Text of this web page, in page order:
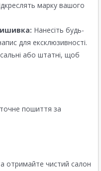
марку вашого
Нанесіть будь-
для ексклюзивності.
або штатні, щоб
пошиття за
отримайте чистий салон